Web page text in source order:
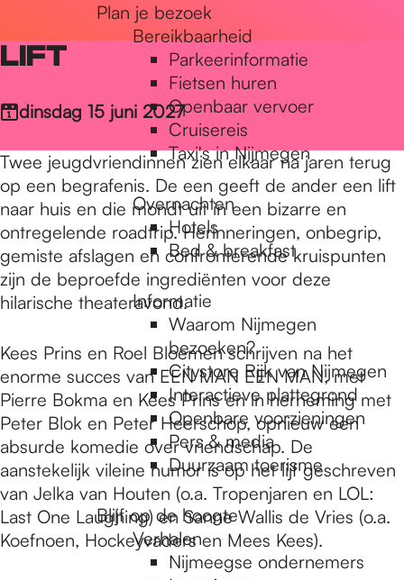
Plan je bezoek
Bereikbaarheid
Parkeerinformatie
Fietsen huren
Openbaar vervoer
Cruisereis
Taxi's in Nijmegen
Overnachten
Hotels
Bed & breakfast
Informatie
Waarom Nijmegen
bezoeken?
Citystore Rijk van Nijmegen
Interactieve plattegrond
Openbare voorzieningen
Pers & media
Duurzaam toerisme
Blijf op de hoogte
Verhalen
Nijmeegse ondernemers
LIFT
dinsdag 15 juni 2027
Twee jeugdvriendinnen zien elkaar na jaren terug
op een begrafenis. De een geeft de ander een lift
naar huis en die mondt uit in een bizarre en
ontregelende roadtrip. Herinneringen, onbegrip,
gemiste afslagen en confronterende kruispunten
zijn de beproefde ingrediënten voor deze
hilarische theateravond.
Kees Prins en Roel Bloemen schrijven na het
enorme succes van EEN MAN EEN MAN, met
Pierre Bokma en Kees Prins en in herneming met
Peter Blok en Peter Heerschop, opnieuw een
absurde komedie over vriendschap. De
aanstekelijk vileine humor is op het lijf geschreven
van Jelka van Houten (o.a. Tropenjaren en LOL:
Last One Laughing) en Sanne Wallis de Vries (o.a.
Koefnoen, Hockeyvaders en Mees Kees).